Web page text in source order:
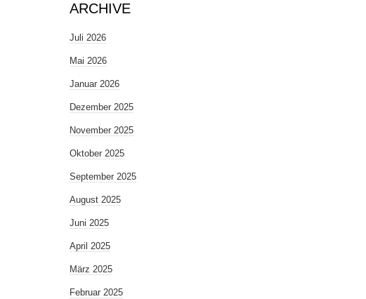
ARCHIVE
Juli 2026
Mai 2026
Januar 2026
Dezember 2025
November 2025
Oktober 2025
September 2025
August 2025
Juni 2025
April 2025
März 2025
Februar 2025